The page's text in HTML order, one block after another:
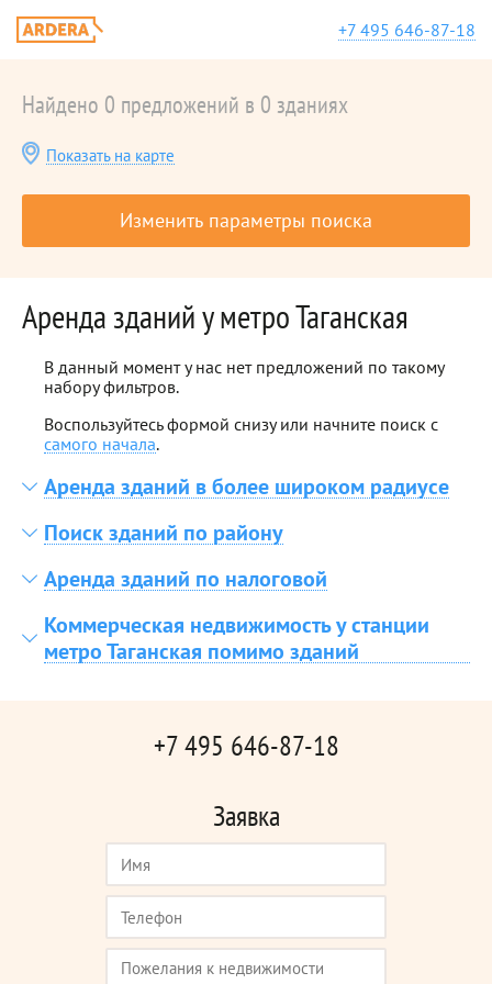
+7 495 646-87-18
Найдено 0 предложений в 0 зданиях
Показать на карте
Изменить параметры поиска
Аренда зданий у метро Таганская
В данный момент у нас нет предложений по такому
набору фильтров.
Воспользуйтесь формой снизу или начните поиск с
самого начала.
Аренда зданий в более широком радиусе
Поиск зданий по району
Аренда зданий по налоговой
Коммерческая недвижимость у станции
метро Таганская помимо зданий
+7 495 646-87-18
Заявка